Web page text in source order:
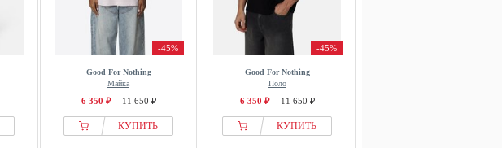
-45%
Good For Nothing
Майка
6 350 ₽ 11 650 ₽
КУПИТЬ
-45%
Good For Nothing
Поло
6 350 ₽ 11 650 ₽
КУПИТЬ